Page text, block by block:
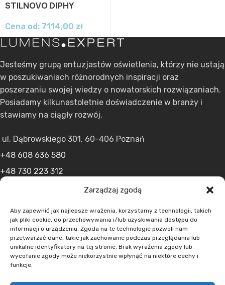
Zarządzaj zgodą
Aby zapewnić jak najlepsze wrażenia, korzystamy z technologii, takich
jak pliki cookie, do przechowywania i/lub uzyskiwania dostępu do
informacji o urządzeniu. Zgoda na te technologie pozwoli nam
przetwarzać dane, takie jak zachowanie podczas przeglądania lub
unikalne identyfikatory na tej stronie. Brak wyrażenia zgody lub
wycofanie zgody może niekorzystnie wpłynąć na niektóre cechy i
funkcje.
STILNOVO DIPHY
Cena od: 7114,00 zł
Jesteśmy grupą entuzjastów oświetlenia, którzy nie ustają
w poszukiwaniach różnorodnych inspiracji oraz
poszerzaniu swojej wiedzy o nowatorskich rozwiązaniach.
Posiadamy kilkunastoletnie doświadczenie w branży i
stawiamy na ciągły rozwój.
ul. Dąbrowskiego 301, 60-406 Poznań
+48 608 636 580
+48 730 223 312
MENU